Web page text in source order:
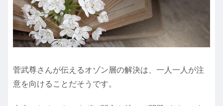
菅武尊さんが伝えるオゾン層の解決は、一人一人が注
意を向けることだそうです。